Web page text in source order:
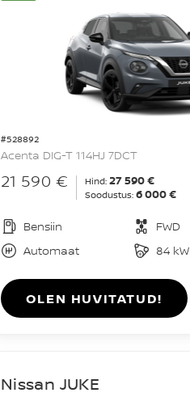
#528892
Acenta DIG-T 114HJ 7DCT
21 590 € Hind: 27 590 €
Soodustus: 6 000 €
Bensiin
FWD
Automaat
84 kW
OLEN HUVITATUD!
Nissan JUKE